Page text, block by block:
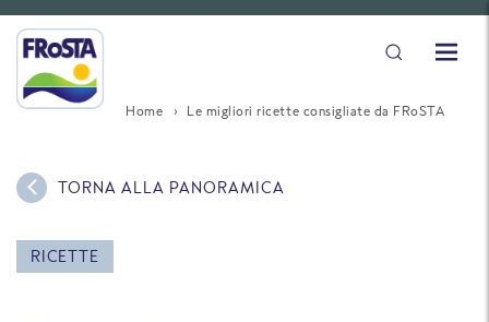
Home Le migliori ricette consigliate da FRoSTA
RICETTE
TORNA ALLA PANORAMICA